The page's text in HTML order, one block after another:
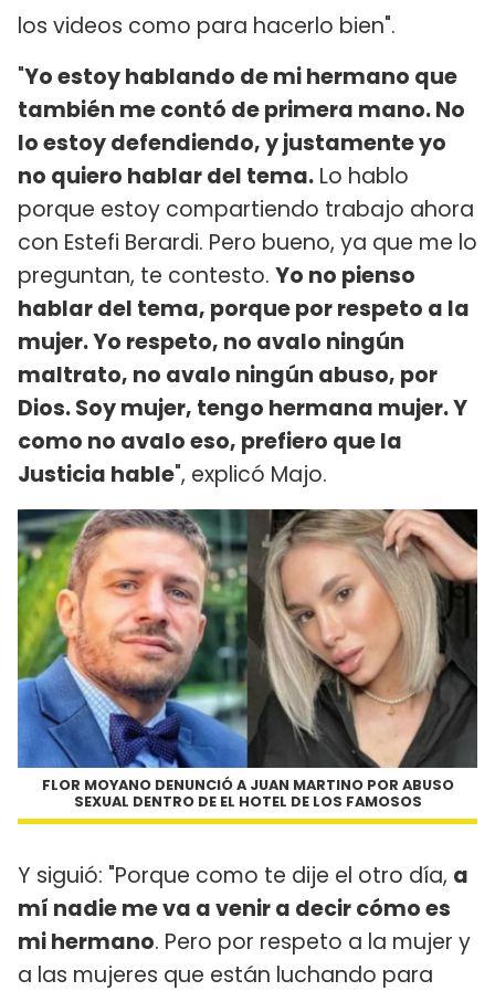
los videos como para hacerlo bien".
"Yo estoy hablando de mi hermano que
también me contó de primera mano. No
lo estoy defendiendo, y justamente yo
no quiero hablar del tema. Lo hablo
porque estoy compartiendo trabajo ahora
con Estefi Berardi. Pero bueno, ya que me lo
preguntan, te contesto. Yo no pienso
hablar del tema, porque por respeto a la
mujer. Yo respeto, no avalo ningún
maltrato, no avalo ningún abuso, por
Dios. Soy mujer, tengo hermana mujer. Y
como no avalo eso, prefiero que la
Justicia hable", explicó Majo.
FLOR MOYANO DENUNCIÓ A JUAN MARTINO POR ABUSO
SEXUAL DENTRO DE EL HOTEL DE LOS FAMOSOS
Y siguió: "Porque como te dije el otro día, a
mí nadie me va a venir a decir cómo es
mi hermano. Pero por respeto a la mujer y
a las mujeres que están luchando para